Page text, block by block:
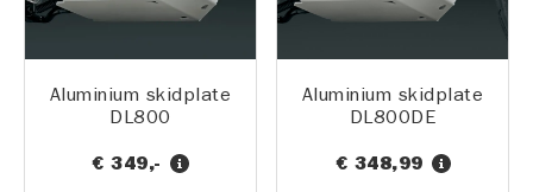
Aluminium skidplate
DL800
€ 349,-
Aluminium skidplate
DL800DE
€ 348,99